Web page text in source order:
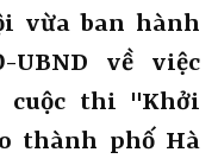
vừa ban hành
UBND về việc
cuộc thi "Khởi
thành phố Hà